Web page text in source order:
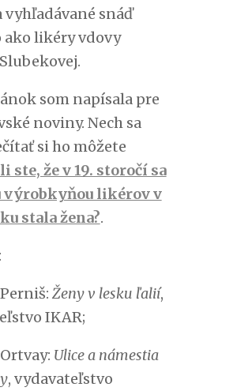
vyhľadávané snáď
ako likéry vdovy
som napísala pre
noviny. Nech sa
si ho môžete
ste, že v 19. storočí sa
výrobkyňou likérov v
stala žena?.
Ženy v lesku ľalií,
IKAR;
Ulice a námestia
, vydavateľstvo